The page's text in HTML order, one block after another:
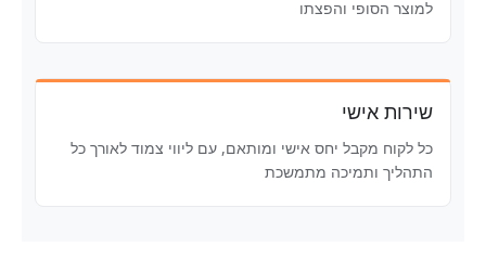
למוצר הסופי והפצתו
שירות אישי
כל לקוח מקבל יחס אישי ומותאם, עם ליווי צמוד לאורך כל
התהליך ותמיכה מתמשכת